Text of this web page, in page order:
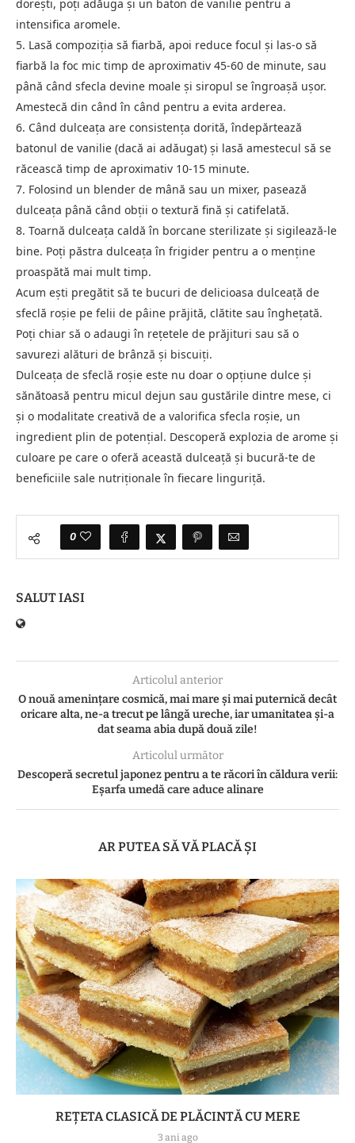
dorești, poți adăuga și un baton de vanilie pentru a
intensifica aromele.
5. Lasă compoziția să fiarbă, apoi reduce focul și las-o să
fiarbă la foc mic timp de aproximativ 45-60 de minute, sau
până când sfecla devine moale și siropul se îngroașă ușor.
Amestecă din când în când pentru a evita arderea.
6. Când dulceața are consistența dorită, îndepărtează
batonul de vanilie (dacă ai adăugat) și lasă amestecul să se
răcească timp de aproximativ 10-15 minute.
7. Folosind un blender de mână sau un mixer, pasează
dulceața până când obții o textură fină și catifelată.
8. Toarnă dulceața caldă în borcane sterilizate și sigilează-le
bine. Poți păstra dulceața în frigider pentru a o menține
proaspătă mai mult timp.
Acum ești pregătit să te bucuri de delicioasa dulceață de
sfeclă roșie pe felii de pâine prăjită, clătite sau înghețată.
Poți chiar să o adaugi în rețetele de prăjituri sau să o
savurezi alături de brânză și biscuiți.
Dulceața de sfeclă roșie este nu doar o opțiune dulce și
sănătoasă pentru micul dejun sau gustările dintre mese, ci
și o modalitate creativă de a valorifica sfecla roșie, un
ingredient plin de potențial. Descoperă explozia de arome și
culoare pe care o oferă această dulceață și bucură-te de
beneficiile sale nutriționale în fiecare linguriță.
0
SALUT IASI
Articolul anterior
O nouă amenințare cosmică, mai mare și mai puternică decât
oricare alta, ne-a trecut pe lângă ureche, iar umanitatea și-a
dat seama abia după două zile!
Articolul următor
Descoperă secretul japonez pentru a te răcori în căldura verii:
Eșarfa umedă care aduce alinare
AR PUTEA SĂ VĂ PLACĂ ȘI
REȚETA CLASICĂ DE PLĂCINTĂ CU MERE
3 ani ago